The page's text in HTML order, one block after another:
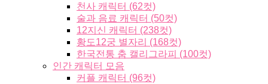
천사 캐릭터 (62컷)
술과 음료 캐릭터 (50컷)
12지신 캐릭터 (238컷)
황도12궁 별자리 (168컷)
한국전통 춤 캘리그라피 (100컷)
인간 캐릭터 모음
커플 캐릭터 (96컷)